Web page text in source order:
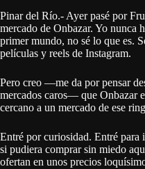
Pinar del Río.- Ayer pasé por
mercado de Onbazar. Yo nunca
primer mundo, no sé lo que es.
películas y reels de Instagram.
Pero creo —me da por pensar
mercados caros— que Onbazar
cercano a un mercado de ese
Entré por curiosidad. Entré para
si pudiera comprar sin miedo
ofertan en unos precios